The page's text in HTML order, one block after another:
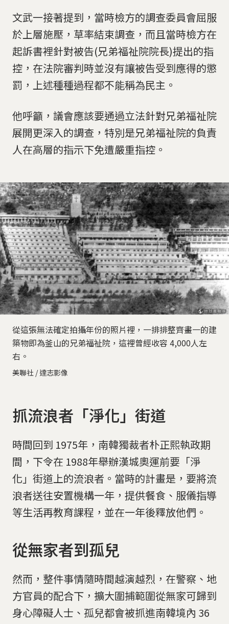
文武一接著提到，當時檢方的調查委員會屈服
於上層施壓，草率結束調查，而且當時檢方在
起訴書裡針對被告(兄弟福祉院院長)提出的指
控，在法院審判時並沒有讓被告受到應得的懲
罰，上述種種過程都不能稱為民主。
他呼籲，議會應該要通過立法針對兄弟福祉院
展開更深入的調查，特別是兄弟福祉院的負責
人在高層的指示下免遭嚴重指控。
從這張無法確定拍攝年份的照片裡，一排排整齊畫一的建
築物即為釜山的兄弟福祉院，這裡曾經收容 4,000人左
右。
美聯社 / 達志影像
抓流浪者「淨化」街道
時間回到 1975年，南韓獨裁者朴正熙執政期
間，下令在 1988年舉辦漢城奧運前要「淨
化」街道上的流浪者。當時的計畫是，要將流
浪者送往安置機構一年，提供餐食、服儀指導
等生活再教育課程，並在一年後釋放他們。
從無家者到孤兒
然而，整件事情隨時間越演越烈，在警察、地
方官員的配合下，擴大圍捕範圍從無家可歸到
身心障礙人士、孤兒都會被抓進南韓境內 36